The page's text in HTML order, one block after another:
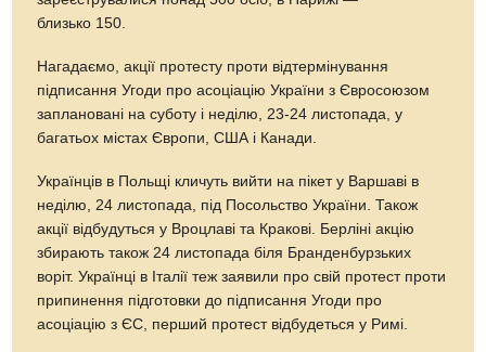
близько 150.
Нагадаємо, акції протесту проти відтермінування
підписання Угоди про асоціацію України з Євросоюзом
заплановані на суботу і неділю, 23-24 листопада, у
багатьох містах Європи, США і Канади.
Українців в Польщі кличуть вийти на пікет у Варшаві в
неділю, 24 листопада, під Посольство України. Також
акції відбудуться у Вроцлаві та Кракові. Берліні акцію
збирають також 24 листопада біля Бранденбурзьких
воріт. Українці в Італії теж заявили про свій протест проти
припинення підготовки до підписання Угоди про
асоціацію з ЄС, перший протест відбудеться у Римі.